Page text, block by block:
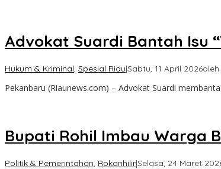
Advokat Suardi Bantah Isu
Hukum & Kriminal, Spesial Riau|Sabtu, 11 April 2026oleh
Pekanbaru (Riaunews.com) – Advokat Suardi
Bupati Rohil Imbau Warga
Politik & Pemerintahan, Rokanhilir|Selasa, 24 Maret